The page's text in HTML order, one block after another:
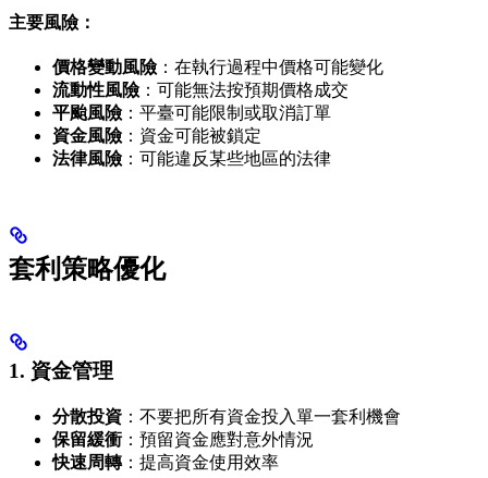
主要風險：
價格變動風險 ：在執行過程中價格可能變化
流動性風險 ：可能無法按預期價格成交
平颱風險 ：平臺可能限制或取消訂單
資金風險 ：資金可能被鎖定
法律風險 ：可能違反某些地區的法律
套利策略優化
1. 資金管理
分散投資 ：不要把所有資金投入單一套利機會
保留緩衝：預留資金應對意外情況
快速周轉：提高資金使用效率